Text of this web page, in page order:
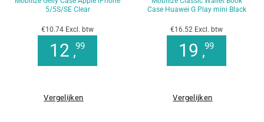
5/5S/SE Clear
€10.74 Excl. btw
12 ,99
Vergelijken
Case Huawei G Play mini Black
€16.52 Excl. btw
19 ,99
Vergelijken